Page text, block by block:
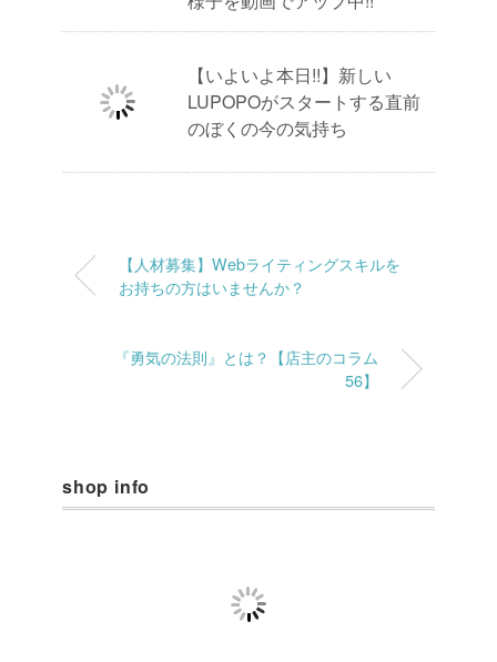
【いよいよ本日!!】新しい
LUPOPOがスタートする直前
のぼくの今の気持ち
【人材募集】Webライティングスキルを
お持ちの方はいませんか？
『勇気の法則』とは？【店主のコラム
56】
shop info